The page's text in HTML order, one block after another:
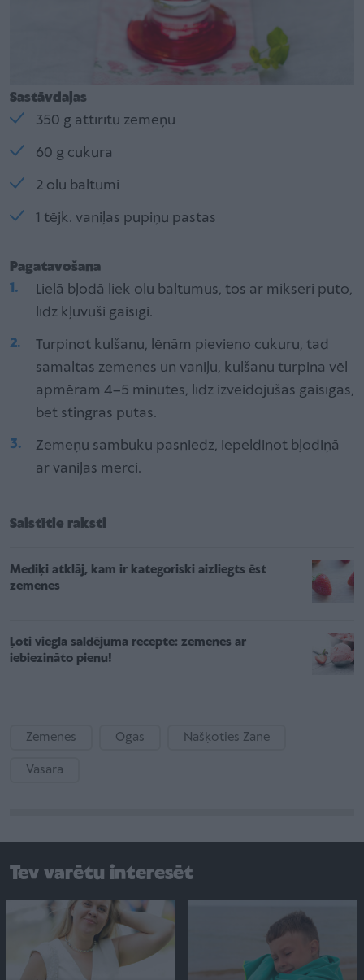
Sastāvdaļas
350 g attīrītu zemeņu
60 g cukura
2 olu baltumi
1 tējk. vaniļas pupiņu pastas
Pagatavošana
Lielā bļodā liek olu baltumus, tos ar mikseri puto,
līdz kļuvuši gaisīgi.
Turpinot kulšanu, lēnām pievieno cukuru, tad
samaltas zemenes un vaniļu, kulšanu turpina vēl
apmēram 4–5 minūtes, līdz izveidojušās gaisīgas,
bet stingras putas.
Zemeņu sambuku pasniedz, iepeldinot bļodiņā
ar vaniļas mērci.
Saistītie raksti
Mediķi atklāj, kam ir kategoriski aizliegts ēst
zemenes
Ļoti viegla saldējuma recepte: zemenes ar
iebiezināto pienu!
Zemenes Ogas Našķoties Zane
Vasara
Tev varētu interesēt